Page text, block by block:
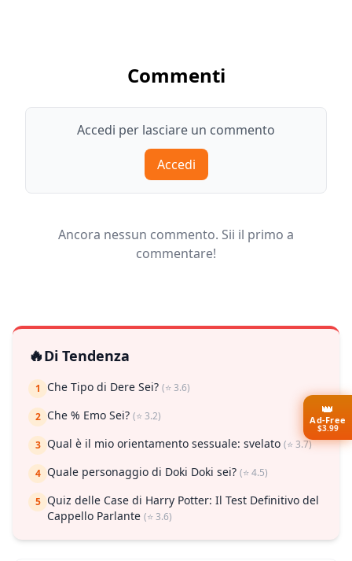
Commenti
Accedi per lasciare un commento
Accedi
Ancora nessun commento. Sii il primo a
commentare!
🔥Di Tendenza
1 Che Tipo di Dere Sei? (⭐ 3.6)
2 Che % Emo Sei? (⭐ 3.2)
3 Qual è il mio orientamento sessuale: svelato (⭐ 3.7)
4 Quale personaggio di Doki Doki sei? (⭐ 4.5)
5 Quiz delle Case di Harry Potter: Il Test Definitivo del
Cappello Parlante (⭐ 3.6)
👑
Ad-Free
$3.99